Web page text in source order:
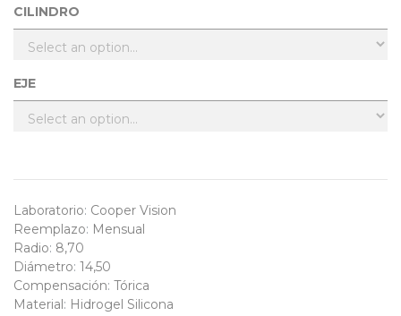
CILINDRO
EJE
Laboratorio: Cooper Vision
Reemplazo: Mensual
Radio: 8,70
Diámetro: 14,50
Compensación: Tórica
Material : Hidrogel Silicona